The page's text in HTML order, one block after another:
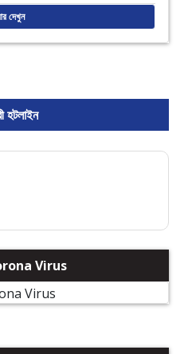
দেখুন
হটলাইন
Virus